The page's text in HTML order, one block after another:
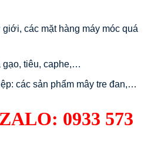
các mặt hàng máy móc quá
gạo, tiêu, caphe,…
các sản phẩm mây tre đan,…
0933 573